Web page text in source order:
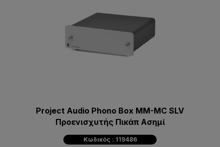
Project Audio Phono Box MM-MC SLV
Προενισχυτής Πικάπ Ασημί
Κωδικός : 119486